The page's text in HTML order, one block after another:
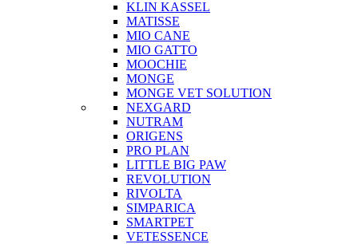
KLIN KASSEL
MATISSE
MIO CANE
MIO GATTO
MOOCHIE
MONGE
MONGE VET SOLUTION
NEXGARD
NUTRAM
ORIGENS
PRO PLAN
LITTLE BIG PAW
REVOLUTION
RIVOLTA
SIMPARICA
SMARTPET
VETESSENCE